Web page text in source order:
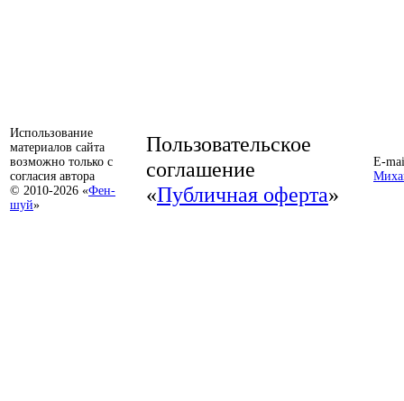
Использование
материалов сайта
возможно только с
согласия автора
© 2010-2026 «Фен-
шуй»
Пользовательское
соглашение
«Публичная оферта»
E-